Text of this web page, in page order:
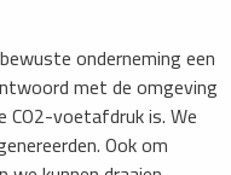
onderneming een
met de omgeving
voetafdruk is. We
Ook om